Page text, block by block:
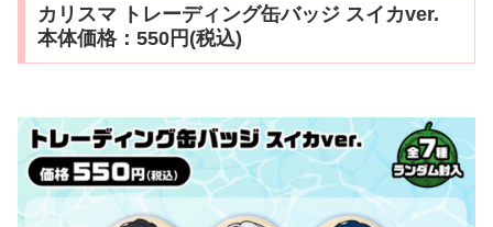
カリスマ トレーディング缶バッジ スイカver.
本体価格：550円(税込)